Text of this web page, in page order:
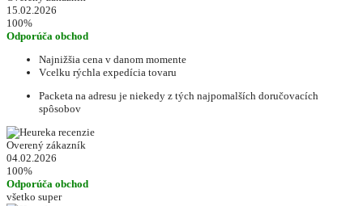
15.02.2026
100%
Odporúča obchod
Najnižšia cena v danom momente
Vcelku rýchla expedícia tovaru
Packeta na adresu je niekedy z tých najpomalších doručovacích
spôsobov
Overený zákazník
04.02.2026
100%
Odporúča obchod
všetko super